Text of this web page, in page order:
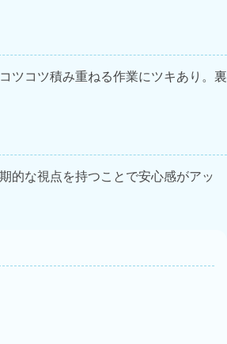
ツコツ積み重ねる作業にツキあり。裏
的な視点を持つことで安心感がアッ